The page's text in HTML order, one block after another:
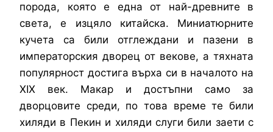
порода, която е една от най-древните в
света, е изцяло китайска. Миниатюрните
кучета са били отглеждани и пазени в
императорския дворец от векове, а тяхната
популярност достига върха си в началото на
XIX век. Макар и достъпни само за
дворцовите среди, по това време те били
хиляди в Пекин и хиляди слуги били заети с